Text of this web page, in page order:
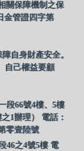
關保障機制之保
金管證四字第
自身財產安全。
自己權益要顧
段66號4樓、5樓
1辦理） 電話：
零壹陸號
46之4號5樓 電